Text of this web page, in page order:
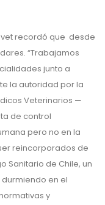
recordó que desde
“Trabajamos
junto a
la autoridad por la
Veterinarios —
de control
pero no en la
reincorporados de
Sanitario de Chile, un
en el
y